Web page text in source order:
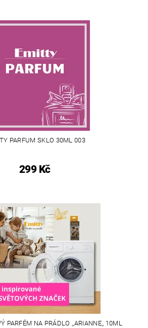
PARFUM SKLO 30ML 003
299 Kč
PARFÉM NA PRÁDLO ,,ARIANNE,, 10ML